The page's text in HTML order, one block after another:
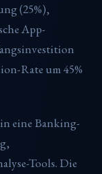
(25%),
App-
Rate um 45%
eine Banking-
Tools. Die